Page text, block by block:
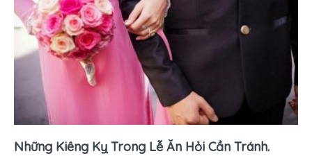
Những Kiêng Kỵ Trong Lễ Ăn Hỏi Cần Tránh.